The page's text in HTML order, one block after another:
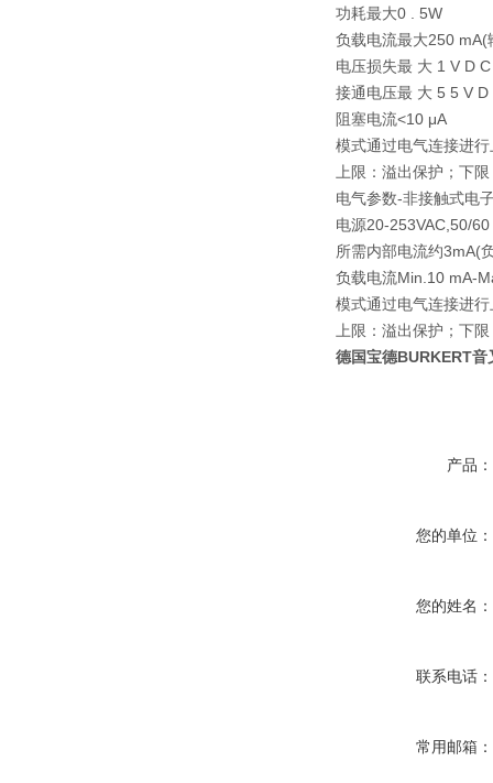
功耗最大0 . 5W
负载电流最大250 mA(
电压损失最 大 1 V D C
接通电压最 大 5 5 V D
阻塞电流<10 μA
模式通过电气连接进
上限：溢出保护；下
电气参数-非接触式电
电源20-253VAC,50/60
所需内部电流约3mA(
负载电流Min.10 mA-
模式通过电气连接进
上限：溢出保护；下
德国宝德BURKERT
产品：
您的单位：
您的姓名：
联系电话：
常用邮箱：